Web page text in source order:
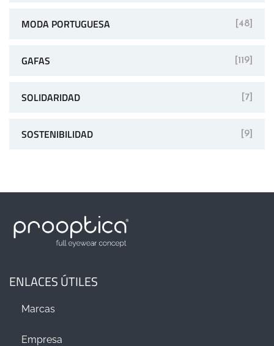
MODA PORTUGUESA [48]
GAFAS [119]
SOLIDARIDAD [7]
SOSTENIBILIDAD [9]
ENLACES ÚTILES
Marcas
Empresa